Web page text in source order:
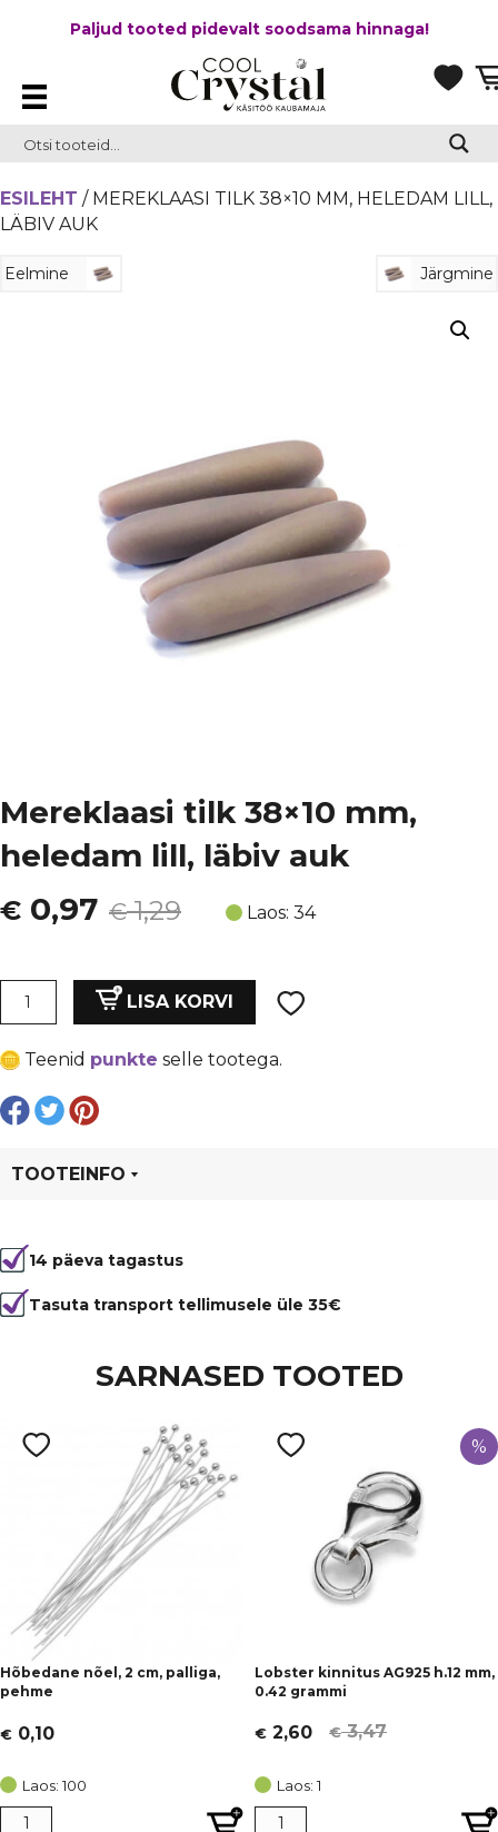
Paljud tooted pidevalt soodsama hinnaga!
ESILEHT / MEREKLAASI TILK 38×10 MM, HELEDAM LILL,
LÄBIV AUK
Eelmine Järgmine
Mereklaasi tilk 38×10 mm,
heledam lill, läbiv auk
€1,29
Algne
oli:
€ 1,29.
€ 0,97
Current
is:
€ 0,97.
Laos: 34
Mereklaasi
mm,
heledam
lill,
auk
LISA KORVI
Teenid punkte selle tootega.
TOOTEINFO
14 päeva tagastus
Tasuta transport tellimusele üle 35€
SARNASED TOOTED
Hõbedane nõel, 2 cm, palliga,
pehme
€ 0,10
Laos: 100
%
Lobster kinnitus AG925 h.12 mm,
0.42 grammi
€3,47
Algne
oli:
€ 3,47.
€ 2,60
Current
is:
€ 2,60.
Laos: 1